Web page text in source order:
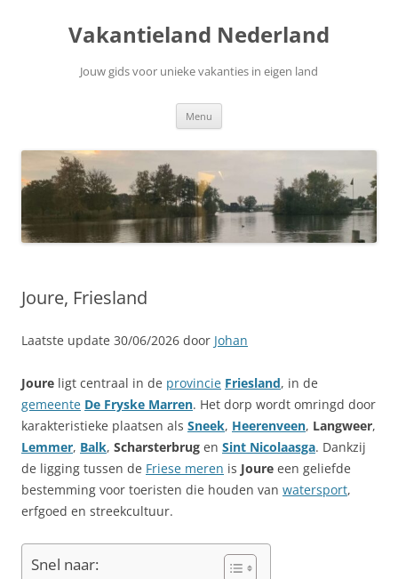
Vakantieland Nederland
Jouw gids voor unieke vakanties in eigen land
Menu
Joure, Friesland
Laatste update 30/06/2026 door Johan
Joure ligt centraal in de provincie Friesland, in de
gemeente De Fryske Marren. Het dorp wordt omringd door
karakteristieke plaatsen als Sneek, Heerenveen, Langweer,
Lemmer, Balk, Scharsterbrug en Sint Nicolaasga. Dankzij
de ligging tussen de Friese meren is Joure een geliefde
bestemming voor toeristen die houden van watersport,
erfgoed en streekcultuur.
Snel naar: